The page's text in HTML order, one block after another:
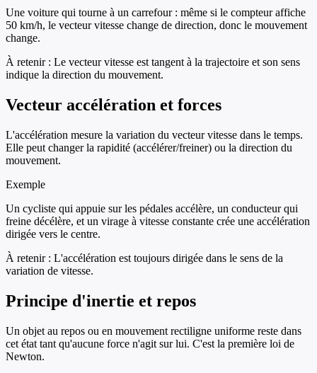
Une voiture qui tourne à un carrefour : même si le compteur affiche
50 km/h, le vecteur vitesse change de direction, donc le mouvement
change.
À retenir : Le vecteur vitesse est tangent à la trajectoire et son sens
indique la direction du mouvement.
Vecteur accélération et forces
L'accélération mesure la variation du vecteur vitesse dans le temps.
Elle peut changer la rapidité (accélérer/freiner) ou la direction du
mouvement.
Exemple
Un cycliste qui appuie sur les pédales accélère, un conducteur qui
freine décélère, et un virage à vitesse constante crée une accélération
dirigée vers le centre.
À retenir : L'accélération est toujours dirigée dans le sens de la
variation de vitesse.
Principe d'inertie et repos
Un objet au repos ou en mouvement rectiligne uniforme reste dans
cet état tant qu'aucune force n'agit sur lui. C'est la première loi de
Newton.